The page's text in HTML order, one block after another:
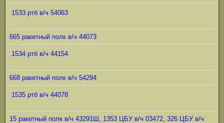
1533 ртб в/ч 54063
665 ракетный полк в/ч 44073
1534 ртб в/ч 44154
668 ракетный полк в/ч 54294
1535 ртб в/ч 44078
15 ракетный полк в/ч 43291Ш, 1353 ЦБУ в/ч 03472, 326 ЦБУ в/ч